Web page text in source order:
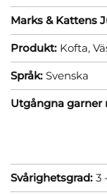
Marks & Kattens
Produkt: Kofta,
Språk: Svenska
Utgångna garner
Svårighetsgrad: 3